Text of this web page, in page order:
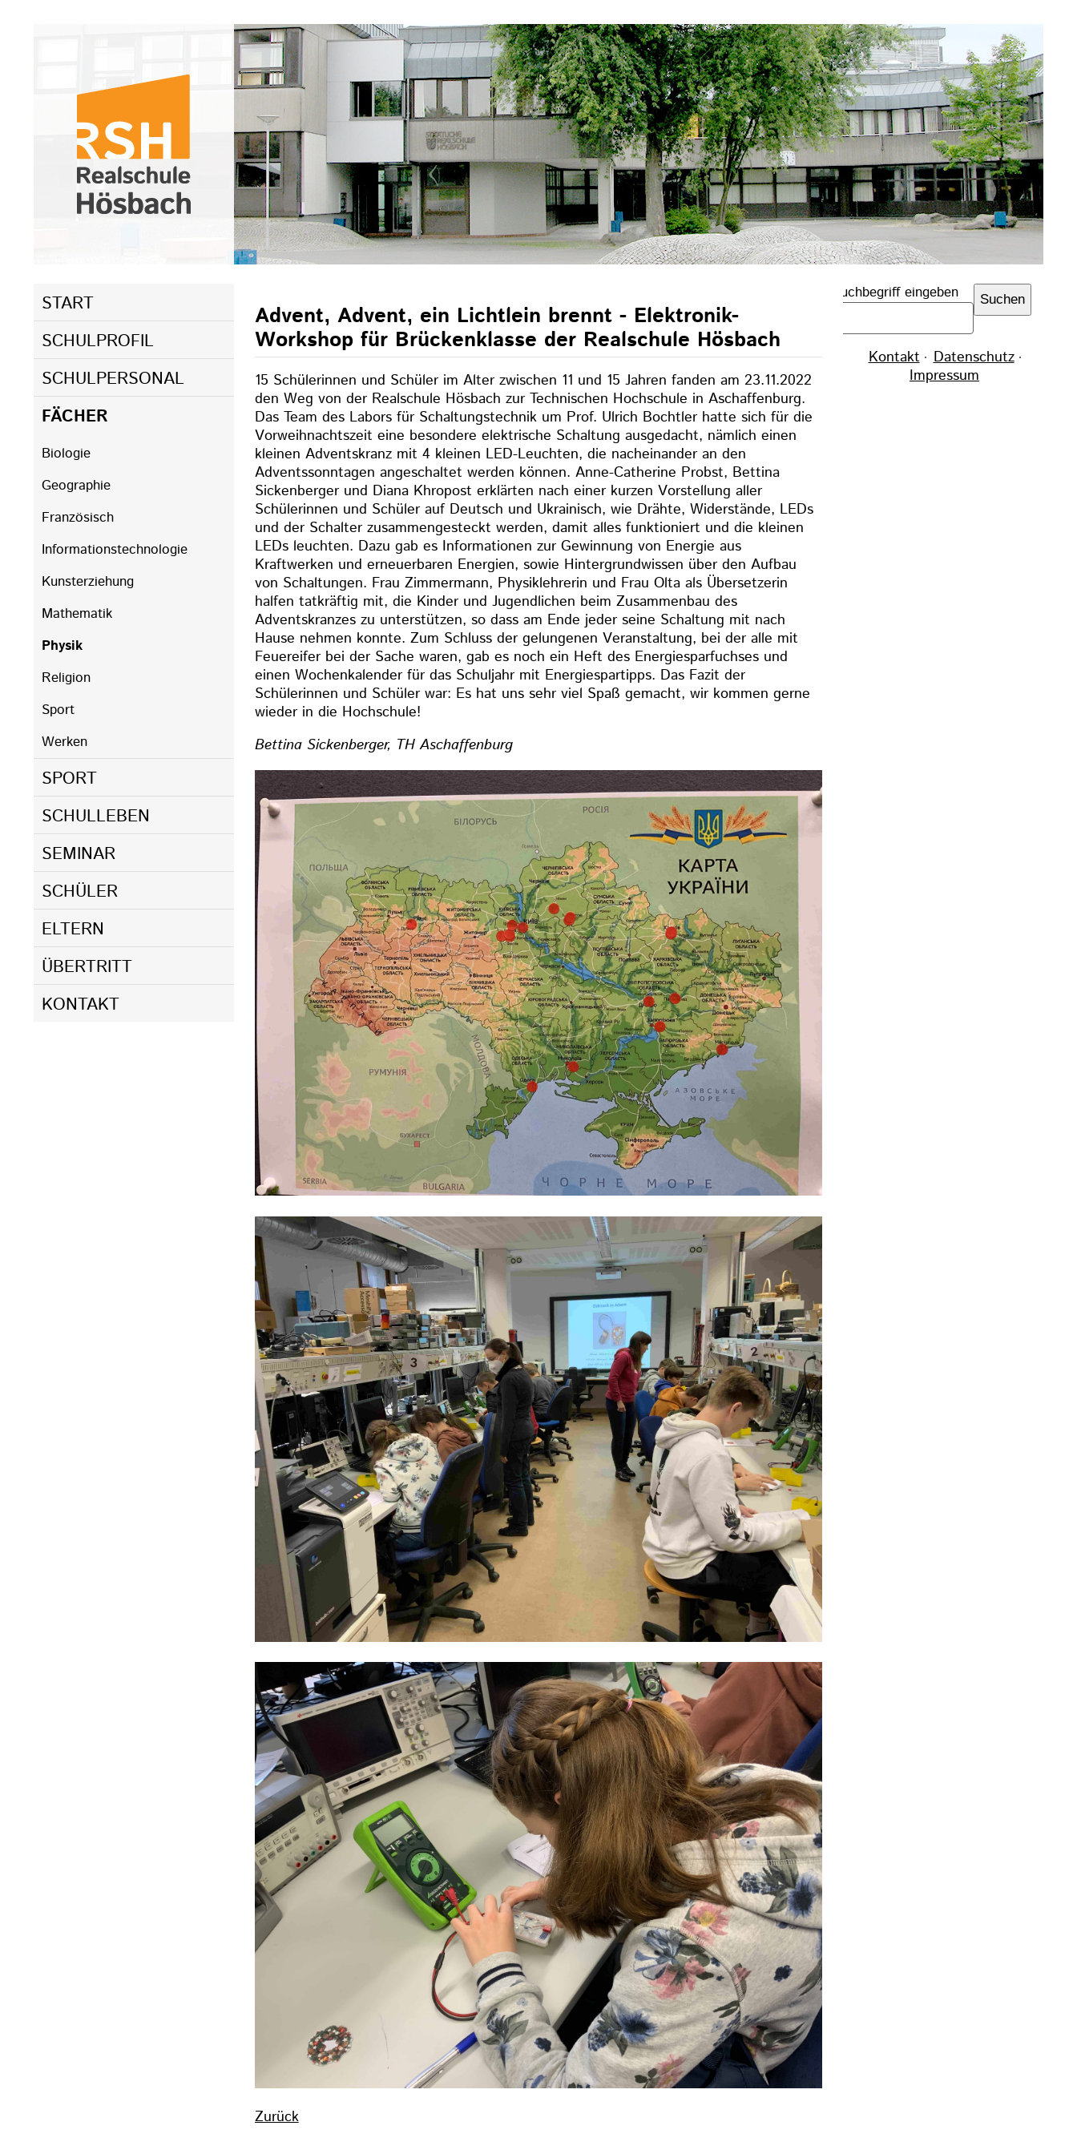
Advent, Advent, ein Lichtlein brennt - Elektronik-
Workshop für Brückenklasse der Realschule Hösbach
15 Schülerinnen und Schüler im Alter zwischen 11 und 15 Jahren fanden am 23.11.2022
den Weg von der Realschule Hösbach zur Technischen Hochschule in Aschaffenburg.
Das Team des Labors für Schaltungstechnik um Prof. Ulrich Bochtler hatte sich für die
Vorweihnachtszeit eine besondere elektrische Schaltung ausgedacht, nämlich einen
kleinen Adventskranz mit 4 kleinen LED-Leuchten, die nacheinander an den
Adventssonntagen angeschaltet werden können. Anne-Catherine Probst, Bettina
Sickenberger und Diana Khropost erklärten nach einer kurzen Vorstellung aller
Schülerinnen und Schüler auf Deutsch und Ukrainisch, wie Drähte, Widerstände, LEDs
und der Schalter zusammengesteckt werden, damit alles funktioniert und die kleinen
LEDs leuchten. Dazu gab es Informationen zur Gewinnung von Energie aus
Kraftwerken und erneuerbaren Energien, sowie Hintergrundwissen über den Aufbau
von Schaltungen. Frau Zimmermann, Physiklehrerin und Frau Olta als Übersetzerin
halfen tatkräftig mit, die Kinder und Jugendlichen beim Zusammenbau des
Adventskranzes zu unterstützen, so dass am Ende jeder seine Schaltung mit nach
Hause nehmen konnte. Zum Schluss der gelungenen Veranstaltung, bei der alle mit
Feuereifer bei der Sache waren, gab es noch ein Heft des Energiesparfuchses und
einen Wochenkalender für das Schuljahr mit Energiespartipps. Das Fazit der
Schülerinnen und Schüler war: Es hat uns sehr viel Spaß gemacht, wir kommen gerne
wieder in die Hochschule!
Bettina Sickenberger, TH Aschaffenburg
Zurück
Navigation
überspringen
START
SCHULPROFIL
SCHULPERSONAL
FÄCHER
Biologie
Geographie
Französisch
Informationstechnologie
Kunsterziehung
Mathematik
Physik
Religion
Sport
Werken
SPORT
SCHULLEBEN
SEMINAR
SCHÜLER
ELTERN
ÜBERTRITT
KONTAKT
Suchbegriff eingeben Suchen
überspringen
Kontakt
Datenschutz
Impressum